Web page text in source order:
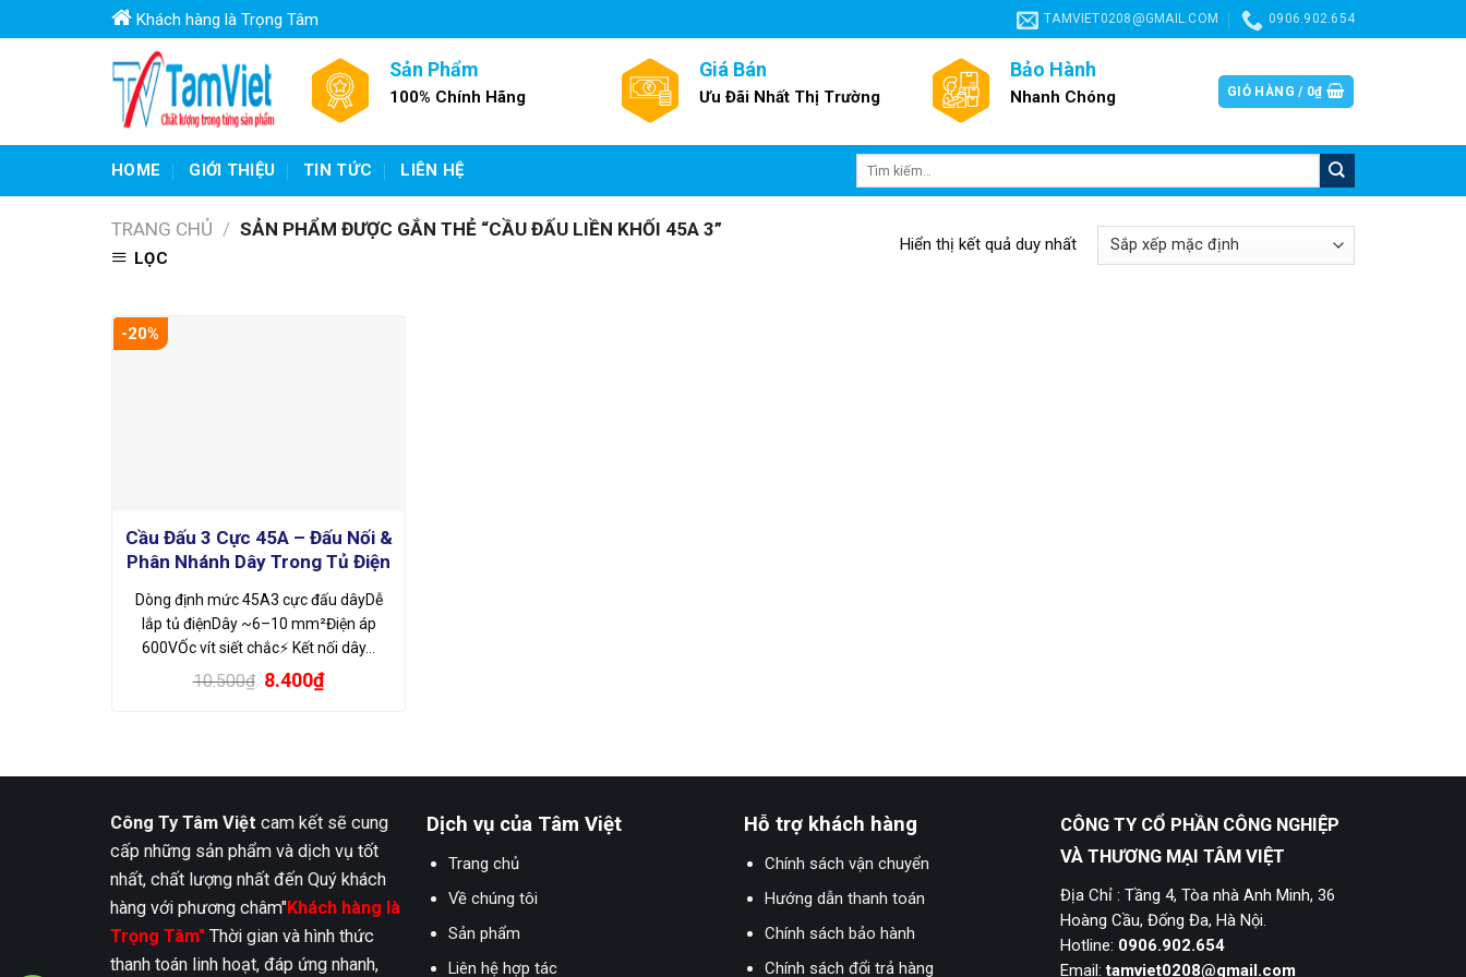
to
Khách hàng là Trọng Tâm TAMVIET0208@GMAIL.COM 0906.902.654
Sản Phẩm
100% Chính Hãng
Giá Bán
Ưu Đãi Nhất Thị Trường
Bảo Hành
Nhanh Chóng GIỎ HÀNG / 0₫
HOME GIỚI THIỆU TIN TỨC LIÊN HỆ
Tìm
TRANG CHỦ / SẢN PHẨM ĐƯỢC GẮN THẺ “CẦU ĐẤU LIỀN KHỐI 45A 3”
LỌC
Hiển thị kết quả duy nhất
-20%
Cầu Đấu 3 Cực 45A – Đấu Nối &
Phân Nhánh Dây Trong Tủ Điện
Dòng định mức 45A3 cực đấu dâyDễ
lắp tủ điệnDây ~6–10 mm²Điện áp
600VỐc vít siết chắc⚡ Kết nối dây…
10.500₫ Giá
8.400₫Giá
Công Ty Tâm Việt cam kết sẽ cung
cấp những sản phẩm và dịch vụ tốt
nhất, chất lượng nhất đến Quý khách
hàng với phương châm"Khách hàng là
Trọng Tâm" Thời gian và hình thức
thanh toán linh hoạt, đáp ứng nhanh,
Dịch vụ của Tâm Việt
Trang chủ
Về chúng tôi
Sản phẩm
Liên hệ hợp tác
Hỗ trợ khách hàng
Chính sách vận chuyển
Hướng dẫn thanh toán
Chính sách bảo hành
Chính sách đổi trả hàng
CÔNG TY CỔ PHẦN CÔNG NGHIỆP
VÀ THƯƠNG MẠI TÂM VIỆT
Địa Chỉ : Tầng 4, Tòa nhà Anh Minh, 36
Hoàng Cầu, Đống Đa, Hà Nội.
Hotline: 0906.902.654
Email:tamviet0208@gmail.com